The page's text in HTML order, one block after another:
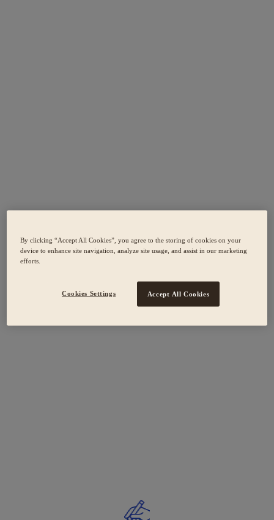
By clicking “Accept All Cookies”, you agree to the storing of cookies on your
device to enhance site navigation, analyze site usage, and assist in our marketing
efforts.
Cookies Settings Accept All Cookies